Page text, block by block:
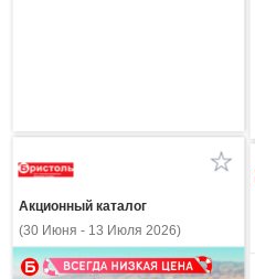
Акционный каталог
(30 Июня - 13 Июля 2026)